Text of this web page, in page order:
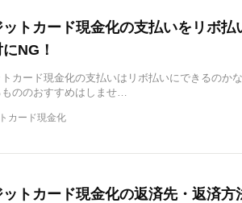
ットカード現金化の支払いをリボ払
NG！
カード現金化の支払いはリボ払いにできるのか
もののおすすめはしませ…
カード現金化
ットカード現金化の返済先・返済方